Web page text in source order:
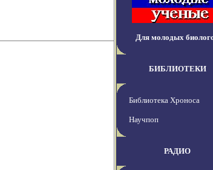
Для молодых
БИБЛИОТЕКИ
Библиотека Хроноса
Научпоп
РАДИО